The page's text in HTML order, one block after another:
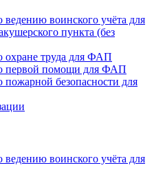
воинского учёта для
пункта (без
охране труда для ФАП
первой помощи для ФАП
безопасности для
воинского учёта для